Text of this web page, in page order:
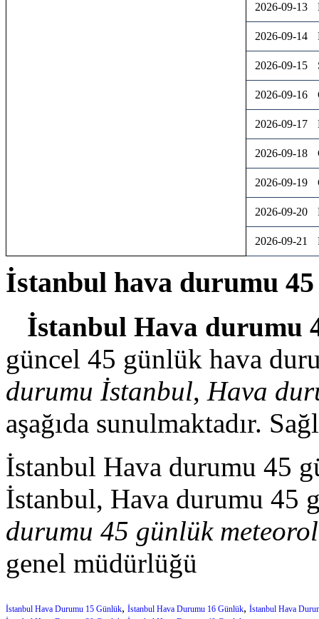
2026-09-13
2026-09-14
2026-09-15
2026-09-16
2026-09-17
2026-09-18
2026-09-19
2026-09-20
2026-09-21
İstanbul hava durumu
İstanbul Hava durumu
güncel 45 günlük hava
durumu İstanbul, Hava
aşağıda sunulmaktadır.
İstanbul Hava durumu 45
İstanbul, Hava durumu 45
durumu 45 günlük
genel müdürlüğü
İstanbul Hava Durumu 15 Günlük, İstanbul Hava Durumu 16 Günlük, İstanbul Hava